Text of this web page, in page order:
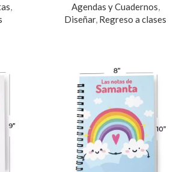
,
Agendas y Cuadernos,
Diseñar, Regreso a clases